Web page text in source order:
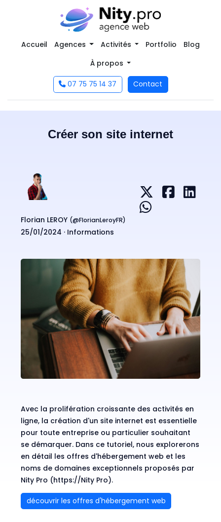
Accueil Agences Activités Portfolio
Blog
À propos
07 75 75 14 37 Contact
Créer son site internet
Florian LEROY (@FlorianLeroyFR)
25/01/2024 · Informations
Avec la prolifération croissante des activités en
ligne, la création d'un site internet est essentielle
pour toute entreprise ou particulier souhaitant
se démarquer. Dans ce tutoriel, nous explorerons
en détail les offres d'hébergement web et les
noms de domaines exceptionnels proposés par
Nity Pro (https://Nity Pro).
découvrir les offres d'hébergement web